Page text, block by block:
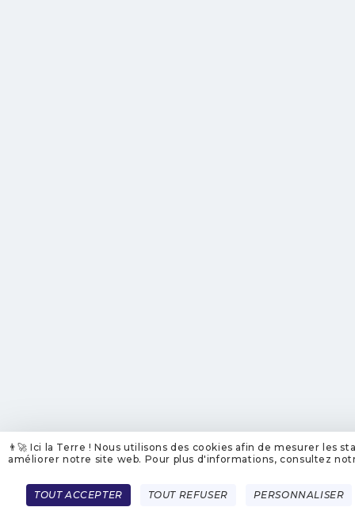
👨‍🚀 Ici la Terre ! Nous utilisons des cookies afin de mesurer les
améliorer notre site web. Pour plus d'informations, consultez
TOUT ACCEPTER TOUT REFUSER PERSONNALISER